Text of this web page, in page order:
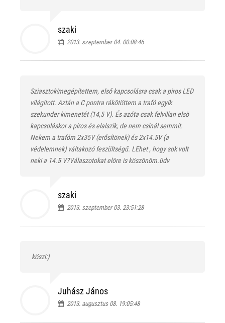
szaki
2013. szeptember 04. 00:08:46
Sziasztok!megépítettem, első kapcsolásra csak a piros LED
világitott. Aztán a C pontra rákötöttem a trafó egyik
szekunder kimenetét (14,5 V). És azóta csak felvillan elsö
kapcsoláskor a piros és elalszik, de nem csinál semmit.
Nekem a trafóm 2x35V (erősítönek) és 2x14.5V (a
védelemnek) váltakozó feszültségű. LEhet , hogy sok volt
neki a 14.5 V?Válaszotokat elöre is köszönöm.üdv
szaki
2013. szeptember 03. 23:51:28
köszi:)
Juhász János
2013. augusztus 08. 19:05:48